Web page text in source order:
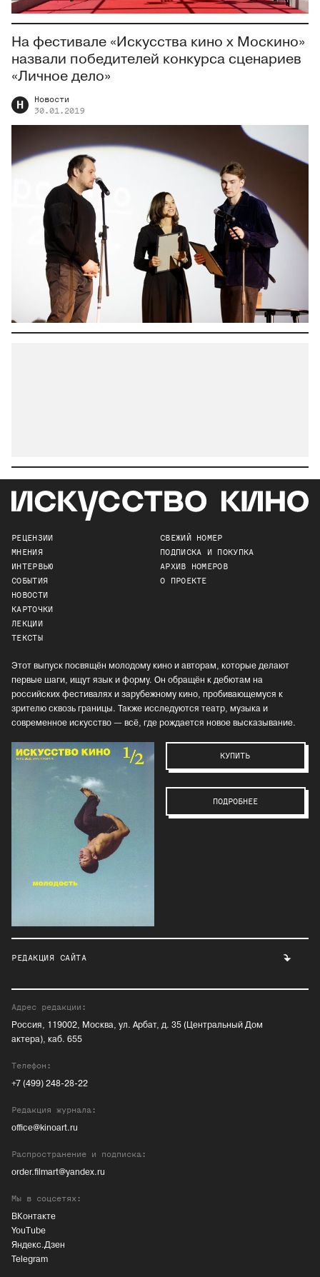
На фестивале «Искусства кино х Москино»
назвали победителей конкурса сценариев
«Личное дело»
Н
Новости
30.01.2019
РЕЦЕНЗИИ
МНЕНИЯ
ИНТЕРВЬЮ
СОБЫТИЯ
НОВОСТИ
КАРТОЧКИ
ЛЕКЦИИ
ТЕКСТЫ
СВЕЖИЙ НОМЕР
ПОДПИСКА И ПОКУПКА
АРХИВ НОМЕРОВ
О ПРОЕКТЕ
Этот выпуск посвящён молодому кино и авторам, которые делают
первые шаги, ищут язык и форму. Он обращён к дебютам на
российских фестивалях и зарубежному кино, пробивающемуся к
зрителю сквозь границы. Также исследуются театр, музыка и
современное искусство — всё, где рождается новое высказывание.
КУПИТЬ
ПОДРОБНЕЕ
РЕДАКЦИЯ САЙТА
Адрес редакции:
Россия, 119002, Москва, ул. Арбат, д. 35 (Центральный Дом
актера), каб. 655
Телефон:
+7 (499) 248-28-22
Редакция журнала:
office@kinoart.ru
Распространение и подписка:
order.filmart@yandex.ru
Мы в соцсетях:
ВКонтакте
YouTube
Яндекс.Дзен
Telegram